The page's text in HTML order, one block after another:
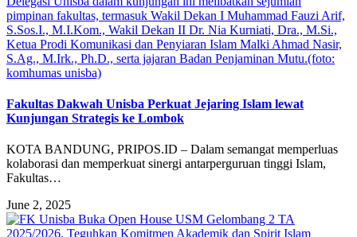
pimpinan fakultas, termasuk Wakil Dekan I Muhammad Fauzi Arif,
S.Sos.I., M.I.Kom., Wakil Dekan II Dr. Nia Kurniati, Dra., M.Si.,
Ketua Prodi Komunikasi dan Penyiaran Islam Malki Ahmad Nasir,
S.Ag., M.Irk., Ph.D., serta jajaran Badan Penjaminan Mutu.(foto:
komhumas unisba)
Fakultas Dakwah Unisba Perkuat Jejaring Islam lewat
Kunjungan Strategis ke Lombok
KOTA BANDUNG, PRIPOS.ID – Dalam semangat memperluas
kolaborasi dan memperkuat sinergi antarperguruan tinggi Islam,
Fakultas…
June 2, 2025